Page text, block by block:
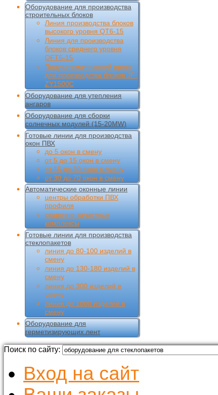
Оборудование для производства
строительных блоков
Линия производства блоков
высокого уровня QT6-15
Линия для производства
блоков среднего уровня
QFT5-15
Полуавтоматический пресс
для производства блоков JF-
ZY1500C
Оборудование для утепления
ангаров
Оборудование для сборки
солнечных модулей (15-20MW)
Готовые линии для производства
окон ПВХ
до 5 окон в смену
от 5 до 15 окон в смену
от 15 до 30 окон в смену
от 30 до 70 окон в смену
Автоматические оконные линии
центры обработки ПВХ
профиля
сварочно-зачистные
комплексы
Готовые линии для производства
стеклопакетов
линия до 80-100 изделий в
смену
линия до 130-180 изделий в
смену
линия до 300 изделий в
смену
линия до 1000 изделий в
смену
Оборудование для
герметизирующих лент
Поиск по сайту:
Вход на сайт